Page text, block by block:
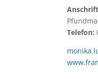
Telefon: